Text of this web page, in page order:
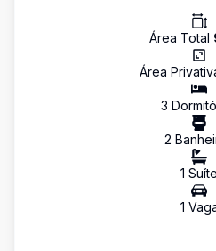
Área Total
Área
3
2
1 Suíte
1